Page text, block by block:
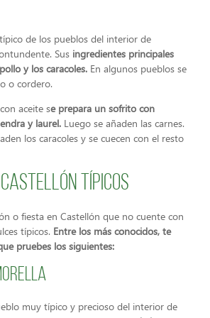
de los pueblos del interior de
Sus ingredientes principales
y los caracoles. En algunos pueblos se
o cordero.
aceite se prepara un sofrito con
y laurel. Luego se añaden las carnes.
los caracoles y se cuecen con el resto
Castellón típicos
o fiesta en Castellón que no cuente con
típicos. Entre los más conocidos, te
pruebes los siguientes:
muy típico y precioso del interior de